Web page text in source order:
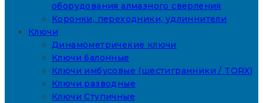
оборудования алмазного сверления
Коронки, переходники, удлиннители
Ключи
Динамометричекие ключи
Ключи балонные
Ключи имбусовые (шестигранники / TORX)
Ключи разводные
Ключи Ступичные